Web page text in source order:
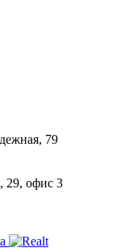
79
29, офис 3